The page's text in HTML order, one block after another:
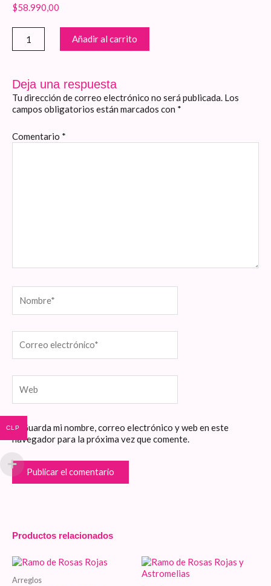
$58.990,00
Girasoles
cantidad
Añadir al carrito
Deja una respuesta
Tu dirección de correo electrónico no será publicada. Los
campos obligatorios están marcados con *
Comentario *
electrónico*
Guarda mi nombre, correo electrónico y web en este
navegador para la próxima vez que comente.
Productos relacionados
Arreglos
CLP